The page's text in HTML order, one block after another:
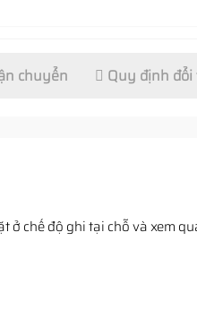
chuyển Quy định đổi
ở chế độ ghi tại chỗ và xem